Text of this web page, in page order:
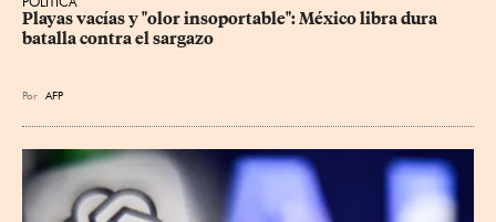
Playas vacías y "olor insoportable": México libra dura
batalla contra el sargazo
Por AFP